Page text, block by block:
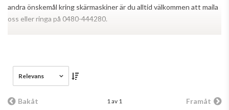
andra önskemål kring skärmaskiner är du alltid välkommen att maila
oss eller ringa på 0480-444280.
Relevans
Bakåt 1 av 1 Framåt